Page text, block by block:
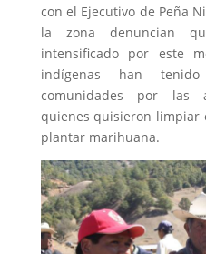
con el Ejecutivo de Peña
la zona denuncian
intensificado por este
indígenas han
comunidades por las
quienes quisieron limpiar
plantar marihuana.